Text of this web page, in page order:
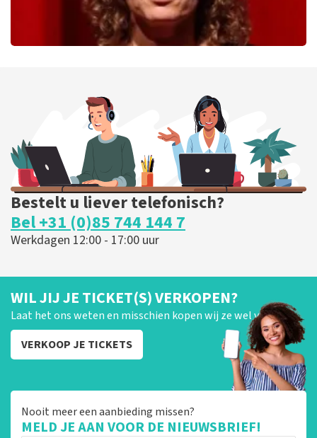
BESTEL NU
Bestelt u liever telefonisch?
Bel +31 (0)85 744 144 7
Werkdagen 12:00 - 17:00 uur
WIL JIJ JE TICKET(S) VERKOPEN?
Laat het ons weten en misschien kopen wij ze wel van je!
VERKOOP JE TICKETS
Nooit meer een aanbieding missen?
MELD JE AAN VOOR DE NIEUWSBRIEF!